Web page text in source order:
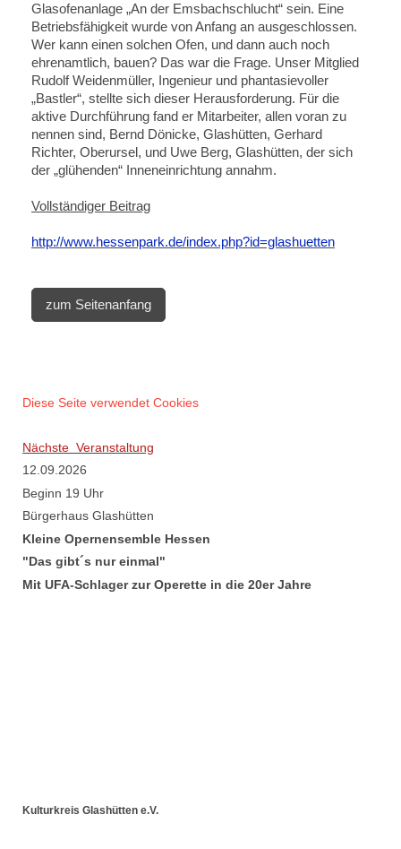
Glasofenanlage „An der Emsbachschlucht“ sein. Eine
Betriebsfähigkeit wurde von Anfang an ausgeschlossen.
Wer kann einen solchen Ofen, und dann auch noch
ehrenamtlich, bauen? Das war die Frage. Unser Mitglied
Rudolf Weidenmüller, Ingenieur und phantasievoller
„Bastler“, stellte sich dieser Herausforderung. Für die
aktive Durchführung fand er Mitarbeiter, allen voran zu
nennen sind, Bernd Dönicke, Glashütten, Gerhard
Richter, Oberursel, und Uwe Berg, Glashütten, der sich
der „glühenden“ Inneneinrichtung annahm.
Vollständiger Beitrag
http://www.hessenpark.de/index.php?id=glashuetten
zum Seitenanfang
Diese Seite verwendet Cookies
Nächste Veranstaltung
12.09.2026
Beginn 19 Uhr
Bürgerhaus Glashütten
Kleine Opernensemble Hessen
"Das gibt´s nur einmal"
Mit UFA-Schlager zur Operette in die 20er Jahre
Kulturkreis Glashütten e.V.